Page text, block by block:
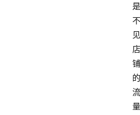
是
不
见
店
铺
的
流
量